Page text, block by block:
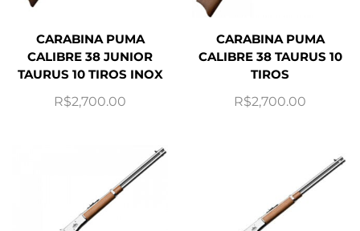
CARABINA PUMA
CALIBRE 38 JUNIOR
TAURUS 10 TIROS INOX
R$2,700.00
CARABINA PUMA
CALIBRE 38 TAURUS 10
TIROS
R$2,700.00